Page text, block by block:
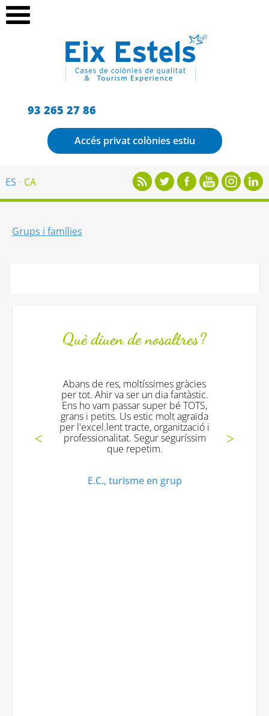
93 265 27 86
Accés privat colònies estiu
ES CA
Grups i famílies
Què diuen de nosaltres?
moltíssimes gràcies
ser un dia fantàstic.
super bé TOTS,
Us estic molt agraïda
tracte, organització i
Segur seguríssim
Tot fantástic!!!! els
excelents!! i
Mª Jesus V.,